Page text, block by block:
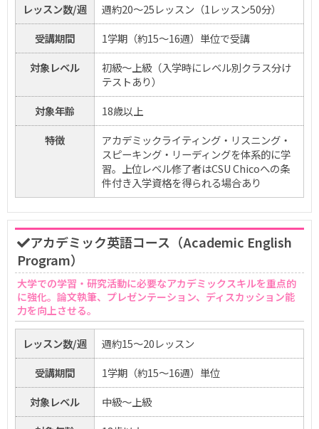
レッスン数/週
週約20〜25レッスン（1レッスン50分）
受講期間
1学期（約15〜16週）単位で受講
対象レベル
初級〜上級（入学時にレベル別クラス分け
テストあり）
対象年齢
18歳以上
特徴
アカデミックライティング・リスニング・
スピーキング・リーディングを体系的に学
習。上位レベル修了者はCSU Chicoへの条
件付き入学資格を得られる場合あり
アカデミック英語コース（Academic English
Program）
大学での学習・研究活動に必要なアカデミックスキルを重点的
に強化。論文執筆、プレゼンテーション、ディスカッション能
力を向上させる。
レッスン数/週
週約15〜20レッスン
受講期間
1学期（約15〜16週）単位
対象レベル
中級〜上級